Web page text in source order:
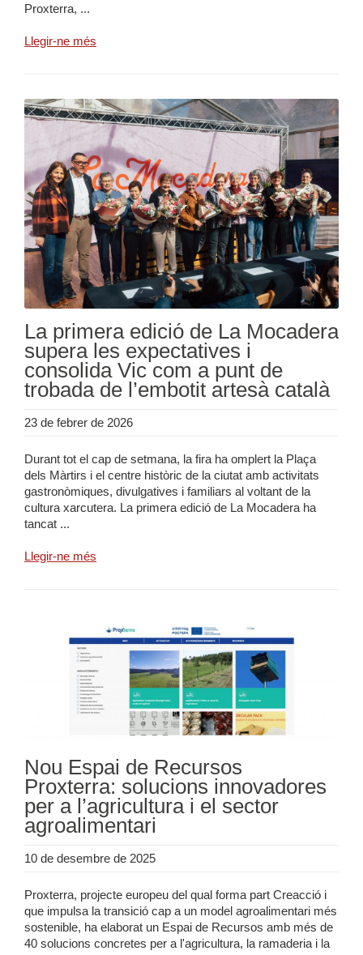
Proxterra, ...
Llegir-ne més
La primera edició de La Mocadera
supera les expectatives i
consolida Vic com a punt de
trobada de l’embotit artesà català
23 de febrer de 2026
Durant tot el cap de setmana, la fira ha omplert la Plaça
dels Màrtirs i el centre històric de la ciutat amb activitats
gastronòmiques, divulgatives i familiars al voltant de la
cultura xarcutera. La primera edició de La Mocadera ha
tancat ...
Llegir-ne més
Nou Espai de Recursos
Proxterra: solucions innovadores
per a l’agricultura i el sector
agroalimentari
10 de desembre de 2025
Proxterra, projecte europeu del qual forma part Creacció i
que impulsa la transició cap a un model agroalimentari més
sostenible, ha elaborat un Espai de Recursos amb més de
40 solucions concretes per a l'agricultura, la ramaderia i la